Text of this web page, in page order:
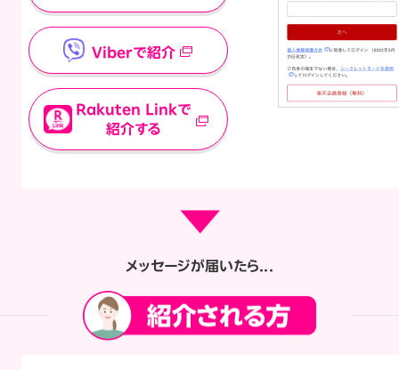
Viberで紹介
Rakuten Linkで
紹介する
メッセージが届いたら...